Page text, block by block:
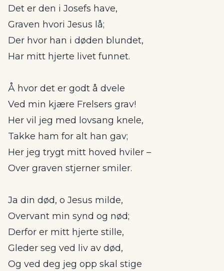
Det er den i Josefs have,
Graven hvori Jesus lå;
Der hvor han i døden blundet,
Har mitt hjerte livet funnet.
Å hvor det er godt å dvele
Ved min kjære Frelsers grav!
Her vil jeg med lovsang knele,
Takke ham for alt han gav;
Her jeg trygt mitt hoved hviler –
Over graven stjerner smiler.
Ja din død, o Jesus milde,
Overvant min synd og nød;
Derfor er mitt hjerte stille,
Gleder seg ved liv av død,
Og ved deg jeg opp skal stige